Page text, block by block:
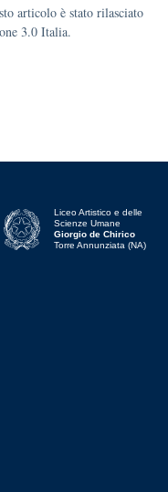
articolo è stato rilasciato
3.0 Italia.
Liceo Artistico e delle
Scienze Umane
Giorgio de Chirico
Torre Annunziata (NA)